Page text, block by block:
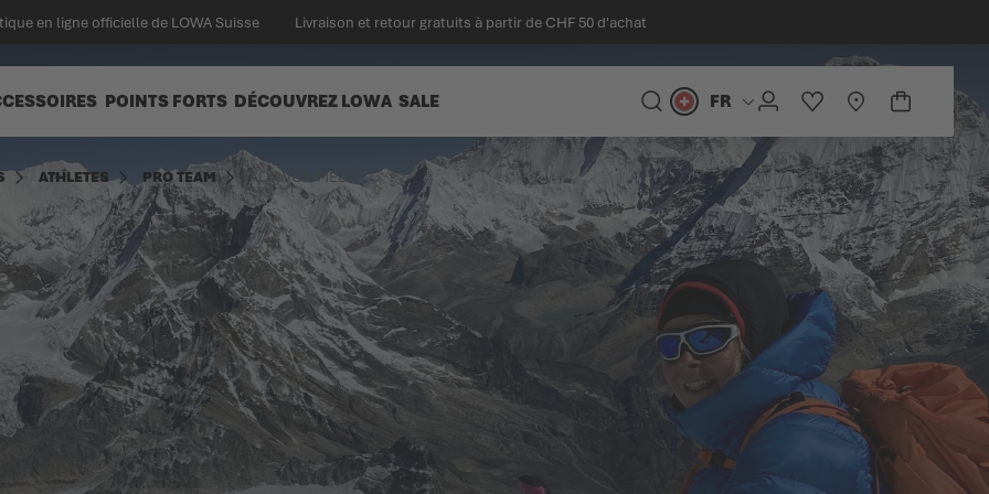
en ligne officielle de LOWA Suisse Livraison et retour gratuits à partir de CHF 50 d'achat
POINTS FORTS DÉCOUVREZ LOWA SALE
CHERCHER
Langue FR
COMPTELISTE D'ACHATS
STORELOCATOR
PANIER
ATHLETES PRO TEAM ALIX VON MELLE